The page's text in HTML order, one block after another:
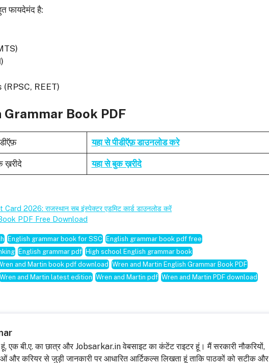
फायदेमंद है:
REET)
Book PDF
यहा से पीडीऍफ़ डाउनलोड करे
ख़रीदे यहा से बुक ख़रीदे
2026: राजस्थान सब इंस्पेक्टर एडमिट कार्ड डाउनलोड करें
PDF Free Download
English grammar book for SSC
English grammar book pdf free
English grammar pdf High school English grammar book
and Martin book pdf download Wren and Martin English Grammar Book PDF
Wren and Martin latest edition Wren and Martin pdf Wren and Martin PDF download
एक बी.ए. का छात्र और Jobsarkar.in वेबसाइट का कंटेंट राइटर हूं। मैं सरकारी नौकरियों,
और करियर से जुड़ी जानकारी पर आधारित आर्टिकल्स लिखता हूं ताकि पाठकों को सटीक और